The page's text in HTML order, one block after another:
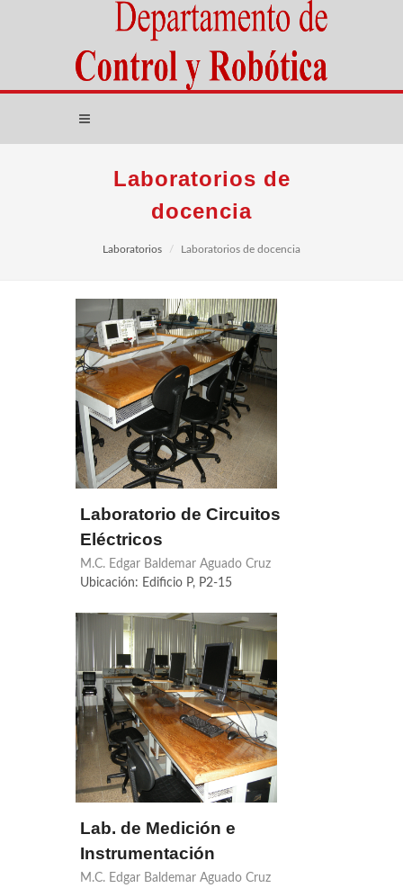
Laboratorios de
docencia
Laboratorios Laboratorios de docencia
Laboratorio de Circuitos
Eléctricos
M.C. Edgar Baldemar Aguado Cruz
Ubicación: Edificio P, P2-15
Lab. de Medición e
Instrumentación
M.C. Edgar Baldemar Aguado Cruz